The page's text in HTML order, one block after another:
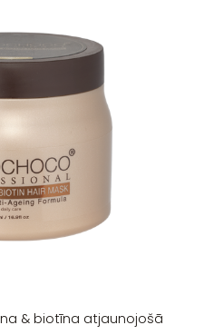
& biotīna atjaunojošā